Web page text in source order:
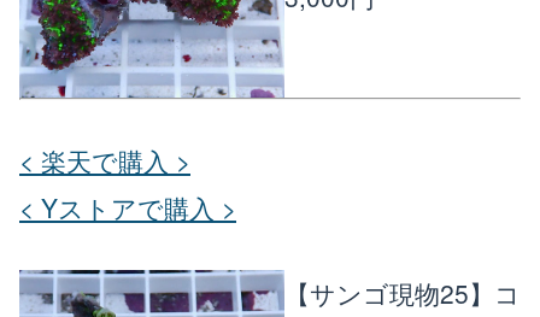
< 楽天で購入 >
< Yストアで購入 >
【サンゴ現物25】コ